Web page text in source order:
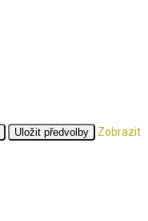
Uložit předvolby
Zobrazit